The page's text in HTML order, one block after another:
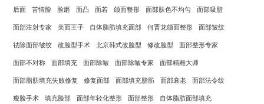
后面 苦情脸 脸磨 面凸 面若 颌面整形 面部肤色不均匀 面部吸脂
面部注射专家 美面王子 自体脂肪填充面部 何晋龙颌面整形 面部皱纹
祛除面部皱纹 改脸型手术 北京韩式改脸型 修改脸型 面部整形专家
面部不对称 面部填充 面部除皱 面部除皱专家 面部精雕大师
面部脂肪填充失败修复 修复面部 面部填充脂肪 面部衰老 面部法令纹
瘦脸手术 填充脸部 面部年轻化整形 面部整形 自体脂肪面部填充